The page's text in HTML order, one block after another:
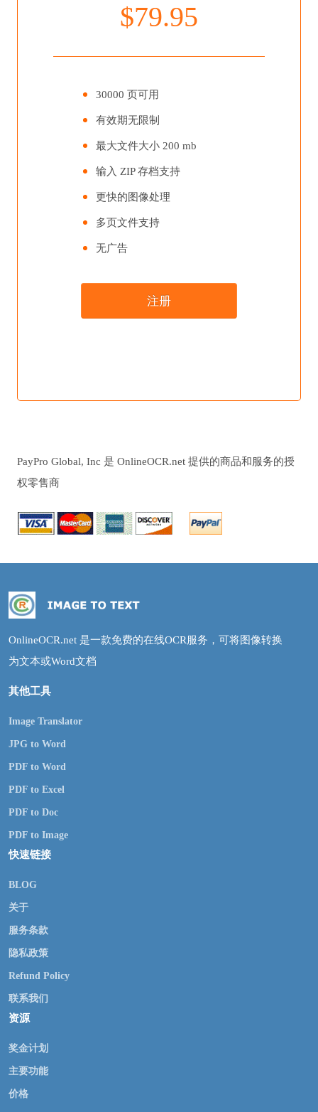
$79.95
30000 页可用
有效期无限制
最大文件大小 200 mb
输入 ZIP 存档支持
更快的图像处理
多页文件支持
无广告
PayPro Global, Inc 是 OnlineOCR.net 提供的商品和服务的授
权零售商
OnlineOCR.net 是一款免费的在线OCR服务，可将图像转换
为文本或Word文档
其他工具
Image Translator
JPG to Word
PDF to Word
PDF to Excel
PDF to Doc
PDF to Image
快速链接
BLOG
关于
服务条款
隐私政策
Refund Policy
联系我们
资源
奖金计划
主要功能
价格